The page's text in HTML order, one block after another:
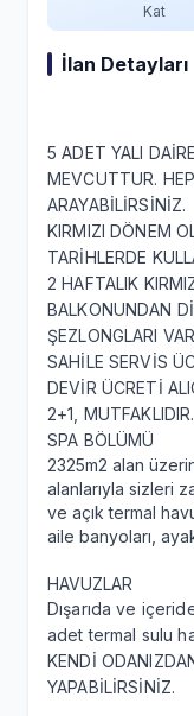
Kat
İlan Detayları
5 ADET YALI
MEVCUTTUR.
ARAYABİLİRSİNİZ.
KIRMIZI DÖNEM
TARİHLERDE
2 HAFTALIK
BALKONUNDAN
ŞEZLONGLARI
SAHİLE SERVİS
DEVİR ÜCRETİ
2+1, MUTFAKLIDIR.
SPA BÖLÜMÜ
2325m2 alan
alanlarıyla sizleri
ve açık termal
aile banyoları,
HAVUZLAR
Dışarıda ve
adet termal sulu
KENDİ
YAPABİLİRSİNİZ.